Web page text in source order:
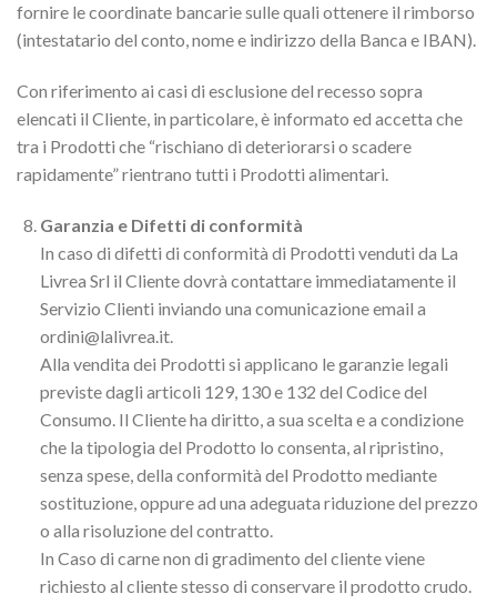
fornire le coordinate bancarie sulle quali ottenere il rimborso
(intestatario del conto, nome e indirizzo della Banca e IBAN).
Con riferimento ai casi di esclusione del recesso sopra
elencati il Cliente, in particolare, è informato ed accetta che
tra i Prodotti che “rischiano di deteriorarsi o scadere
rapidamente” rientrano tutti i Prodotti alimentari.
Garanzia e Difetti di conformità
In caso di difetti di conformità di Prodotti venduti da La
Livrea Srl il Cliente dovrà contattare immediatamente il
Servizio Clienti inviando una comunicazione email a
ordini@lalivrea.it.
Alla vendita dei Prodotti si applicano le garanzie legali
previste dagli articoli 129, 130 e 132 del Codice del
Consumo. Il Cliente ha diritto, a sua scelta e a condizione
che la tipologia del Prodotto lo consenta, al ripristino,
senza spese, della conformità del Prodotto mediante
sostituzione, oppure ad una adeguata riduzione del prezzo
o alla risoluzione del contratto.
In Caso di carne non di gradimento del cliente viene
richiesto al cliente stesso di conservare il prodotto crudo.